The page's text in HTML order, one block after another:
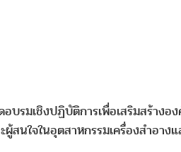
มเชิงปฏิบัติการเพื่อเสริมสร้างอ
ใจในอุตสาหกรรมเครื่องสำอางแ